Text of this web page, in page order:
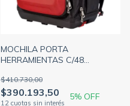
MOCHILA PORTA
HERRAMIENTAS C/48
IP65 MILWAUKEE 4822-8301
$390.193,50
$410.730,00
5% OFF